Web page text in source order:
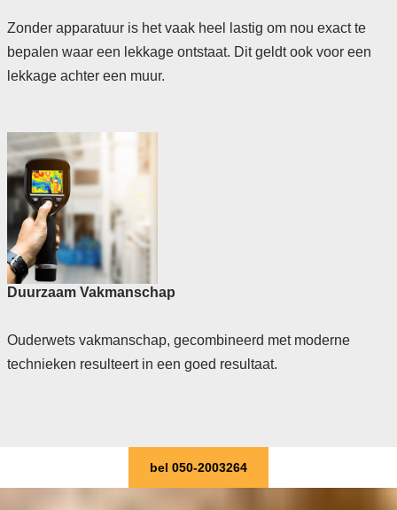
Zonder apparatuur is het vaak heel lastig om nou exact te
bepalen waar een lekkage ontstaat. Dit geldt ook voor een
lekkage achter een muur.
Duurzaam Vakmanschap
Ouderwets vakmanschap, gecombineerd met moderne
technieken resulteert in een goed resultaat.
bel 050-2003264